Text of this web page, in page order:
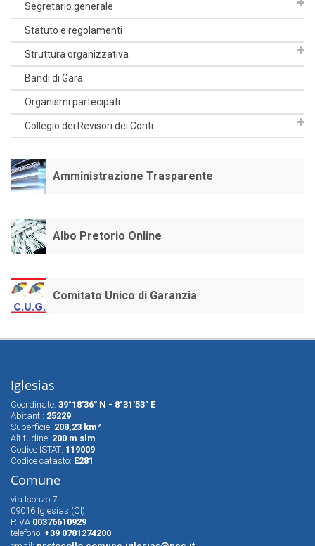
Segretario generale
Statuto e regolamenti
Struttura organizzativa
Bandi di Gara
Organismi partecipati
Collegio dei Revisori dei Conti
Amministrazione Trasparente
Albo Pretorio Online
Comitato Unico di Garanzia
Iglesias
Coordinate: 39°18'36" N - 8°31'53" E
Abitanti: 25229
Superfìcie: 208,23 km²
Altitudine: 200 m slm
Codice ISTAT: 119009
Codice catasto: E281
Comune
via Isonzo 7
09016 Iglesias (CI)
P.IVA 00376610929
telefono: +39 0781274200